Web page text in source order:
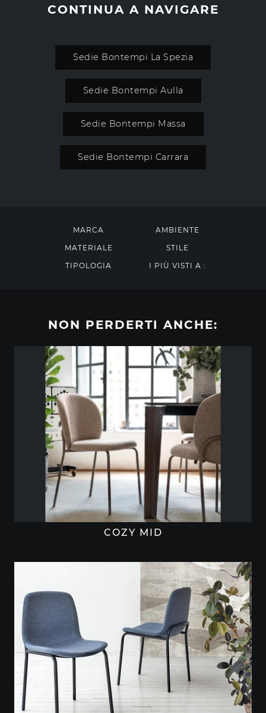
CONTINUA A NAVIGARE
Sedie Bontempi La Spezia
Sedie Bontempi Aulla
Sedie Bontempi Massa
Sedie Bontempi Carrara
MARCA
AMBIENTE
MATERIALE
STILE
TIPOLOGIA
I PIÙ VISTI A :
NON PERDERTI ANCHE:
COZY MID